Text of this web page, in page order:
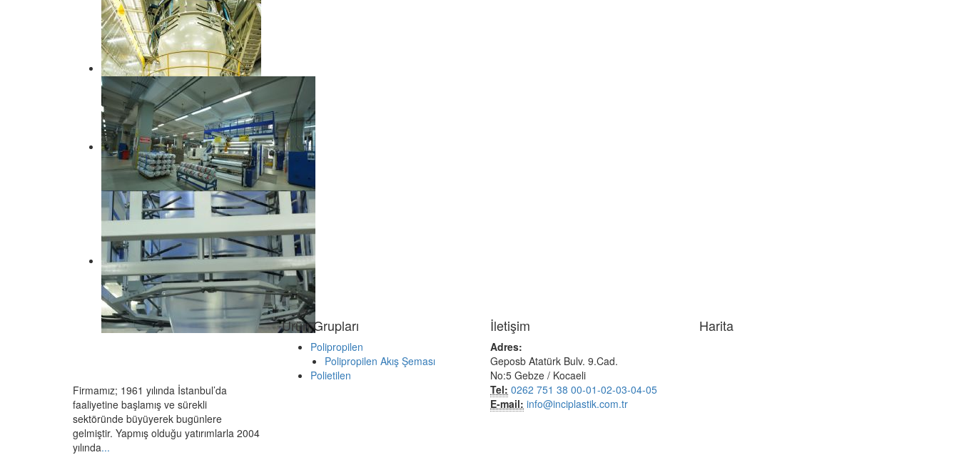
Firmamız; 1961 yılında İstanbul’da
faaliyetine başlamış ve sürekli
sektöründe büyüyerek bugünlere
gelmiştir. Yapmış olduğu yatırımlarla 2004
yılında...
Ürün Grupları
Polipropilen
Polipropilen Akış Şeması
Polietilen
İletişim
Adres:
Geposb Atatürk Bulv. 9.Cad.
No:5 Gebze / Kocaeli
Tel: 0262 751 38 00-01-02-03-04-05
E-mail: info@inciplastik.com.tr
Harita